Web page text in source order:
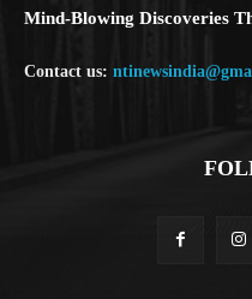
Mind-Blowing Discoveries
Contact us: